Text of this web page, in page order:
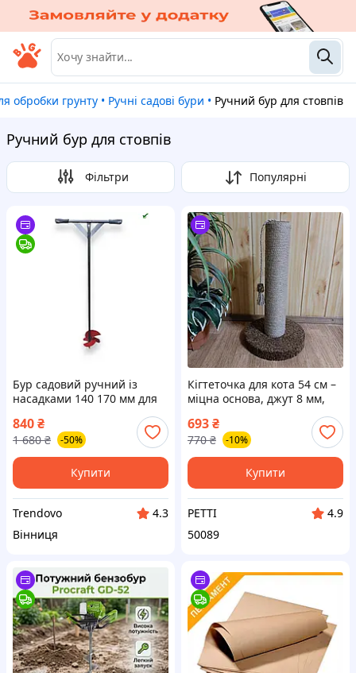
обробки грунту • Ручні садові бури • Ручний бур для стовпів
Ручний бур для стовпів
Фільтри Популярні
Бур садовий ручний із
насадками 140 170 мм для
встановлення стовпів
840₴
1 680 ₴ -50%
Купити
Trendovo
4.3
Вінниця
Кігтеточка для кота 54 см –
міцна основа, джут 8 мм,
антикіготь тканина, ручна
робота
693₴
770 ₴ -10%
Купити
PETTI
4.9
50089